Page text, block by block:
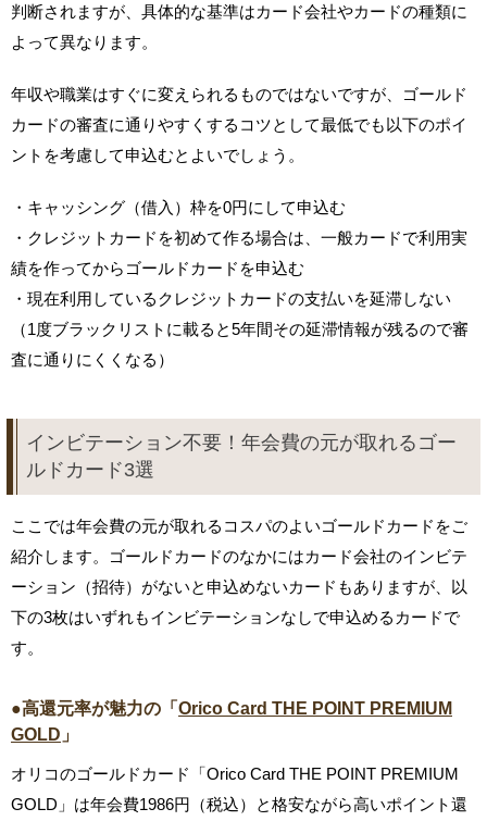
判断されますが、具体的な基準はカード会社やカードの種類に
よって異なります。
年収や職業はすぐに変えられるものではないですが、ゴールド
カードの審査に通りやすくするコツとして最低でも以下のポイ
ントを考慮して申込むとよいでしょう。
・キャッシング（借入）枠を0円にして申込む
・クレジットカードを初めて作る場合は、一般カードで利用実
績を作ってからゴールドカードを申込む
・現在利用しているクレジットカードの支払いを延滞しない
（1度ブラックリストに載ると5年間その延滞情報が残るので審
査に通りにくくなる）
インビテーション不要！年会費の元が取れるゴー
ルドカード3選
ここでは年会費の元が取れるコスパのよいゴールドカードをご
紹介します。ゴールドカードのなかにはカード会社のインビテ
ーション（招待）がないと申込めないカードもありますが、以
下の3枚はいずれもインビテーションなしで申込めるカードで
す。
●高還元率が魅力の「 Orico Card THE POINT PREMIUM
GOLD 」
オリコのゴールドカード「Orico Card THE POINT PREMIUM
GOLD」は年会費1986円（税込）と格安ながら高いポイント還